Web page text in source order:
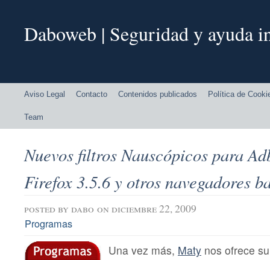
Daboweb | Seguridad y ayuda
Aviso Legal Contacto Contenidos publicados Política de
Team
Nuevos filtros Nauscópicos para
Firefox 3.5.6 y otros navegadores
posted by dabo on diciembre 22, 2009
Programas
Una vez más, Maty nos ofrece